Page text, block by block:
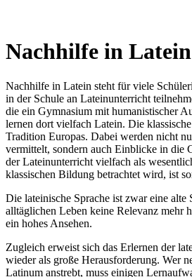
Nachhilfe in Latein
Nachhilfe in Latein steht für viele
in der Schule an Lateinunterricht
die ein Gymnasium mit humanistischer
lernen dort vielfach Latein. Die
Tradition Europas. Dabei werden nicht
vermittelt, sondern auch Einblicke in die
der Lateinunterricht vielfach als
klassischen Bildung betrachtet wird, ist
Die lateinische Sprache ist zwar eine alte
alltäglichen Leben keine Relevanz mehr
ein hohes Ansehen.
Zugleich erweist sich das Erlernen der
wieder als große Herausforderung. Wer
Latinum anstrebt, muss einigen